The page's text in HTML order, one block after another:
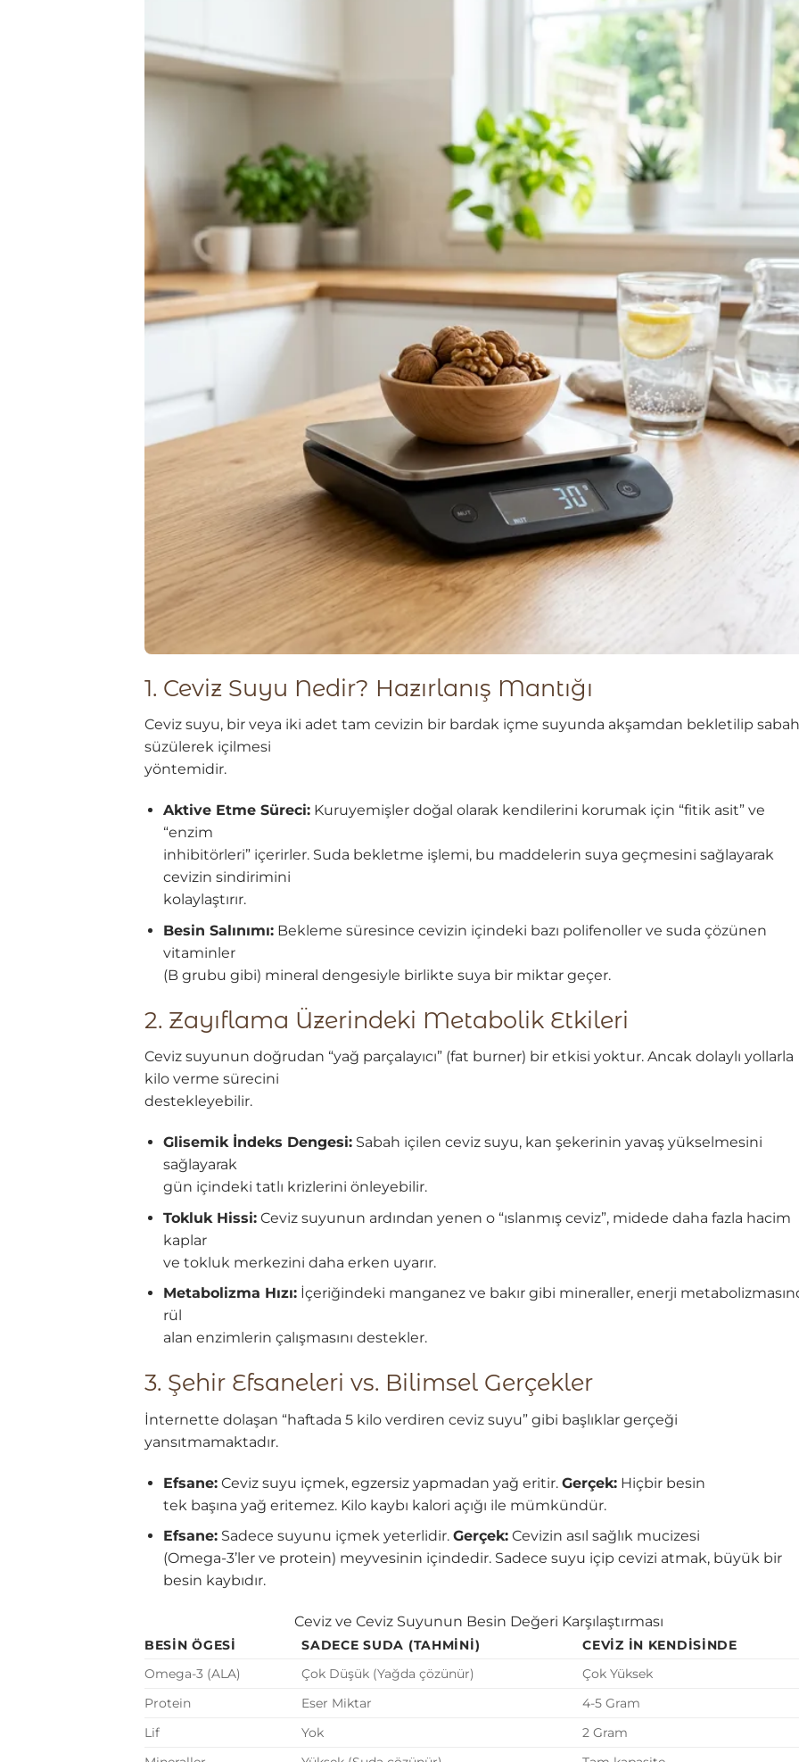
1. Ceviz Suyu Nedir? Hazırlanış Mantığı
Ceviz suyu, bir veya iki adet tam cevizin bir bardak içme suyunda akşamdan bekletilip sabah
süzülerek içilmesi
yöntemidir.
Aktive Etme Süreci:Kuruyemişler doğal olarak kendilerini korumak için “fitik asit” ve
“enzim
inhibitörleri” içerirler. Suda bekletme işlemi, bu maddelerin suya geçmesini sağlayarak
cevizin sindirimini
kolaylaştırır.
Besin Salınımı:Bekleme süresince cevizin içindeki bazı polifenoller ve suda çözünen
vitaminler
(B grubu gibi) mineral dengesiyle birlikte suya bir miktar geçer.
2. Zayıflama Üzerindeki Metabolik Etkileri
Ceviz suyunun doğrudan “yağ parçalayıcı” (fat burner) bir etkisi yoktur. Ancak dolaylı yollarla
kilo verme sürecini
destekleyebilir.
Glisemik İndeks Dengesi:Sabah içilen ceviz suyu, kan şekerinin yavaş yükselmesini
sağlayarak
gün içindeki tatlı krizlerini önleyebilir.
Tokluk Hissi:Ceviz suyunun ardından yenen o “ıslanmış ceviz”, midede daha fazla hacim
kaplar
ve tokluk merkezini daha erken uyarır.
Metabolizma Hızı:İçeriğindeki manganez ve bakır gibi mineraller, enerji
rül
alan enzimlerin çalışmasını destekler.
3. Şehir Efsaneleri vs. Bilimsel Gerçekler
İnternette dolaşan “haftada 5 kilo verdiren ceviz suyu” gibi başlıklar gerçeği
yansıtmamaktadır.
Efsane:Ceviz suyu içmek, egzersiz yapmadan yağ eritir. Gerçek:Hiçbir besin
tek başına yağ eritemez. Kilo kaybı kalori açığı ile mümkündür.
Efsane:Sadece suyunu içmek yeterlidir. Gerçek:Cevizin asıl sağlık mucizesi
(Omega-3’ler ve protein) meyvesinin içindedir. Sadece suyu içip cevizi atmak, büyük bir
besin kaybıdır.
Ceviz ve Ceviz Suyunun Besin Değeri Karşılaştırması
BESIN ÖGESI SADECE SUDA (TAHMINI)
CEVIZ İN KENDISINDE
Omega-3 (ALA)
Çok Düşük (Yağda çözünür)
Çok Yüksek
Protein
Eser Miktar
4-5 Gram
Lif
Yok
2 Gram